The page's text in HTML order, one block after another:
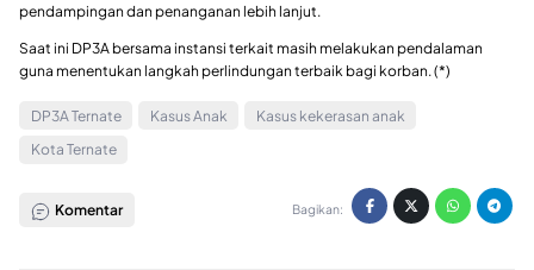
pendampingan dan penanganan lebih lanjut.
Saat ini DP3A bersama instansi terkait masih melakukan pendalaman
guna menentukan langkah perlindungan terbaik bagi korban. (*)
DP3A Ternate Kasus Anak
Kasus kekerasan anak
Kota Ternate
Komentar Bagikan: